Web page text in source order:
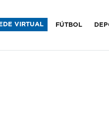
Sarsfield
VIRTUAL FÚTBOL